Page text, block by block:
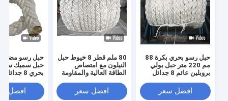
حبل رسو بحري بكرة 88
مم 220 متر حبل بولي
بروبلين عائم 8 جدائل
افضل سعر
80 ملم قطر 8 خيوط حبل
النيلون مع امتصاص
الطاقة العالية والمقاومة
افضل سعر
حبل رسو مضفر
حبل سميك
افضل